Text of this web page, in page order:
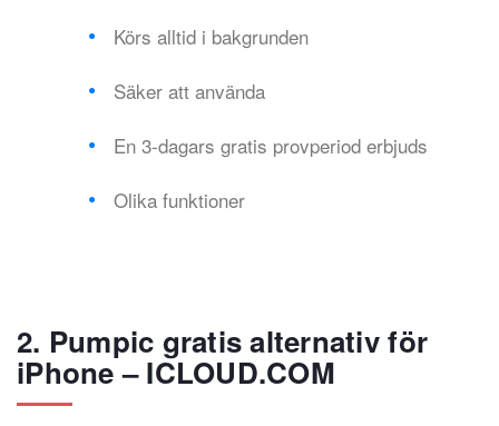
Körs alltid i bakgrunden
Säker att använda
En 3-dagars gratis provperiod erbjuds
Olika funktioner
2. Pumpic gratis alternativ för
iPhone – ICLOUD.COM